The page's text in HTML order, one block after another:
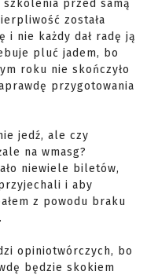
przed samą
została
i nie każdy dał radę ją
pluć jadem, bo
roku nie skończyło
przygotowania
jedź, ale czy
na wmasg?
niewiele biletów,
i aby
z powodu braku
opiniotwórczych, bo
będzie skokiem